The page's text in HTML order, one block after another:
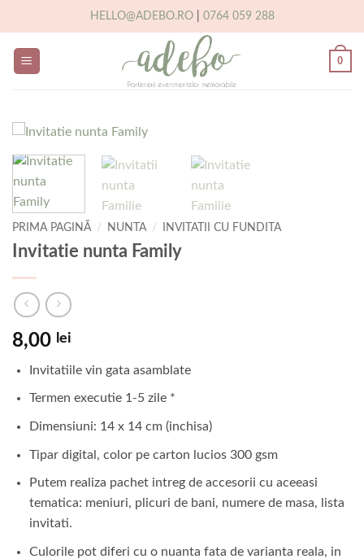
content
HELLO@ADEBO.RO| 0764 059 288
0
PRIMA PAGINĂ / NUNTA / INVITATII CU FUNDITA
Invitatie nunta Family
8,00 lei
Invitatiile vin gata asamblate
Termen executie 1-5 zile *
Dimensiuni: 14 x 14 cm (inchisa)
Tipar digital, color pe carton lucios 300 gsm
Putem realiza pachet intreg de accesorii cu aceeasi
tematica: meniuri, plicuri de bani, numere de masa, lista
invitati.
Culorile pot diferi cu o nuanta fata de varianta reala, in